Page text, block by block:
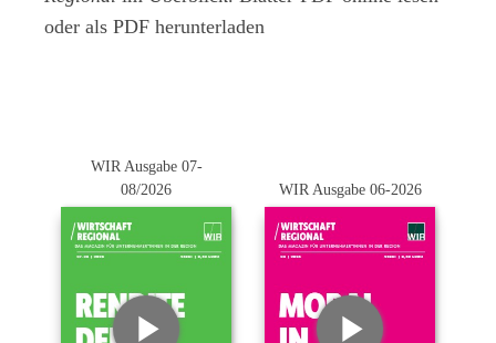
oder als PDF herunterladen
WIR Ausgabe 07-
08/2026
WIR Ausgabe 06-2026